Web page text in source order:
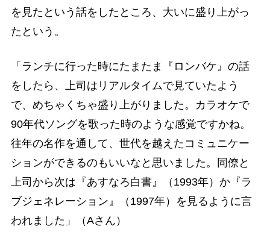
を見たという話をしたところ、大いに盛り上がっ
たという。
「ランチに行った時にたまたま『ロンバケ』の話
をしたら、上司はリアルタイムで見ていたよう
で、めちゃくちゃ盛り上がりました。カラオケで
90年代ソングを歌った時のような感覚ですかね。
往年の名作を通して、世代を越えたコミュニケー
ションができるのもいいなと思いました。同僚と
上司から次は『あすなろ白書』（1993年）か『ラ
ブジェネレーション』（1997年）を見るように言
われました」（Aさん）